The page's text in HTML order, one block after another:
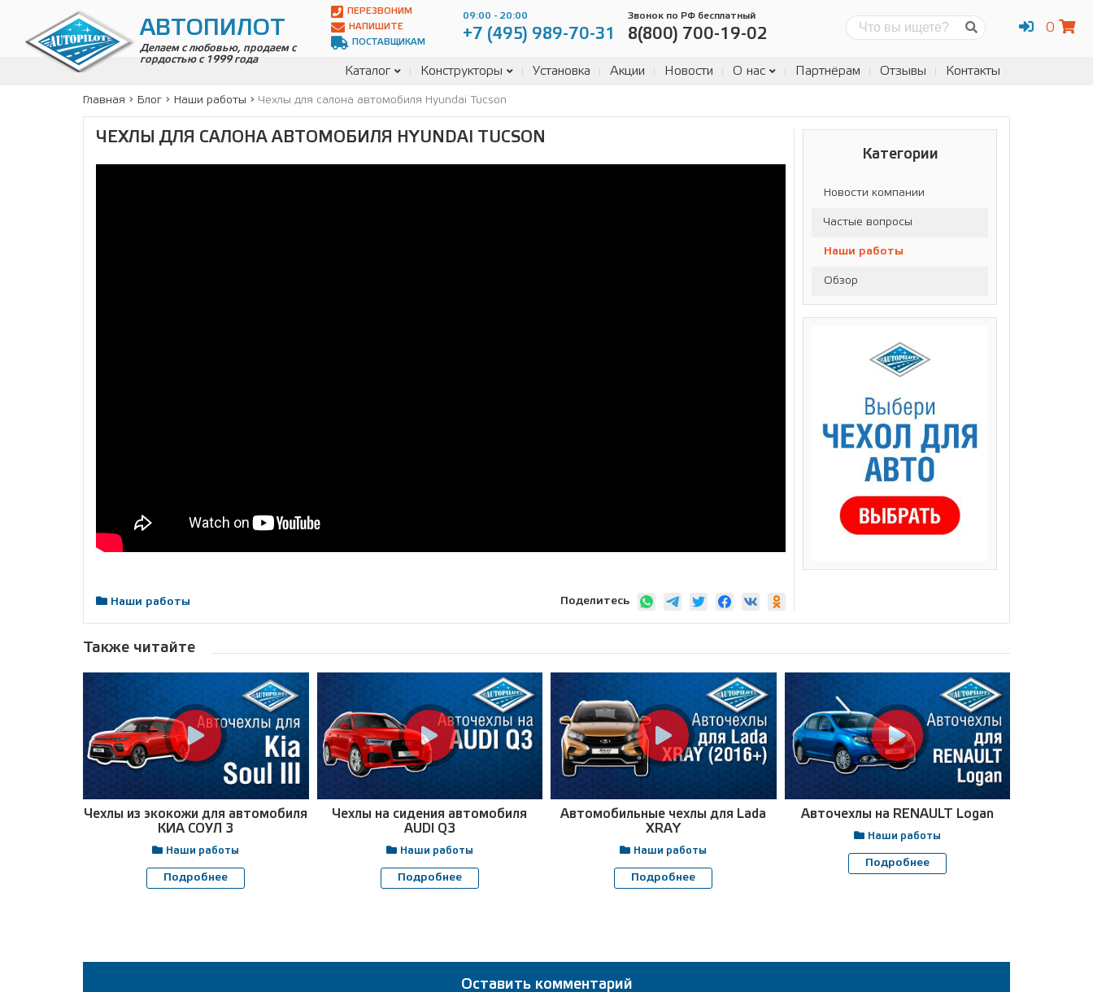
АВТОПИЛОТ
Делаем с любовью, продаем с
гордостью с 1999 года
ПЕРЕЗВОНИМ
НАПИШИТЕ
ПОСТАВЩИКАМ
09:00 - 20:00
+7 (495) 989-70-31
Звонок по РФ бесплатный
8(800) 700-19-02 0
Каталог Конструкторы Установка Акции Новости О нас Партнёрам Отзывы Контакты
Главная Блог Наши работы Чехлы для салона автомобиля Hyundai Tucson
Категории
Новости компании
Частые вопросы
Наши работы
Обзор
ЧЕХЛЫ ДЛЯ САЛОНА АВТОМОБИЛЯ HYUNDAI TUCSON
Наши работы Поделитесь
Также читайте
Чехлы из экокожи для автомобиля
КИА СОУЛ 3
Наши работы
Подробнее
Чехлы на сидения автомобиля
AUDI Q3
Наши работы
Подробнее
Автомобильные чехлы для Lada
XRAY
Наши работы
Подробнее
Авточехлы на RENAULT Logan
Наши работы
Подробнее
Оставить комментарий
Адрес:
Чагинская